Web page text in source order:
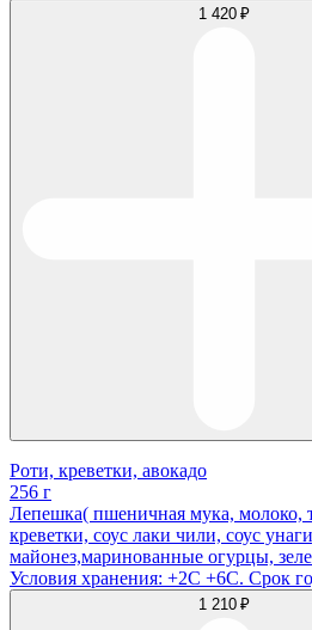
1 420 ₽
Роти, креветки, авокадо
256 г
Лепешка( пшеничная мука, молоко,
креветки, соус лаки чили, соус
майонез,маринованные огурцы,
Условия хранения: +2С +6С. Срок
1 210 ₽